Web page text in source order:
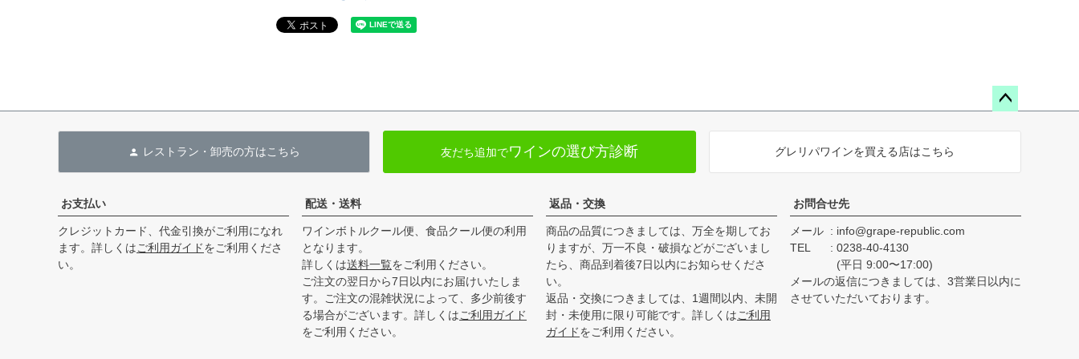
へ
レストラン・卸売の方はこちら 友だち追加でワインの選び方診断 グレリパワインを買える店はこちら
お支払い
クレジットカード、代金引換がご利用になれ
ます。詳しくはご利用ガイドをご利用くださ
い。
配送・送料
ワインボトルクール便、食品クール便の利用
となります。
詳しくは送料一覧をご利用ください。
ご注文の翌日から7日以内にお届けいたしま
す。ご注文の混雑状況によって、多少前後す
る場合がございます。詳しくはご利用ガイド
をご利用ください。
返品・交換
商品の品質につきましては、万全を期してお
りますが、万一不良・破損などがございまし
たら、商品到着後7日以内にお知らせくださ
い。
返品・交換につきましては、1週間以内、未開
封・未使用に限り可能です。詳しくはご利用
ガイドをご利用ください。
お問合せ先
メール
info@grape-republic.com
TEL
0238-40-4130
(平日 9:00〜17:00)
メールの返信につきましては、3営業日以内に
させていただいております。